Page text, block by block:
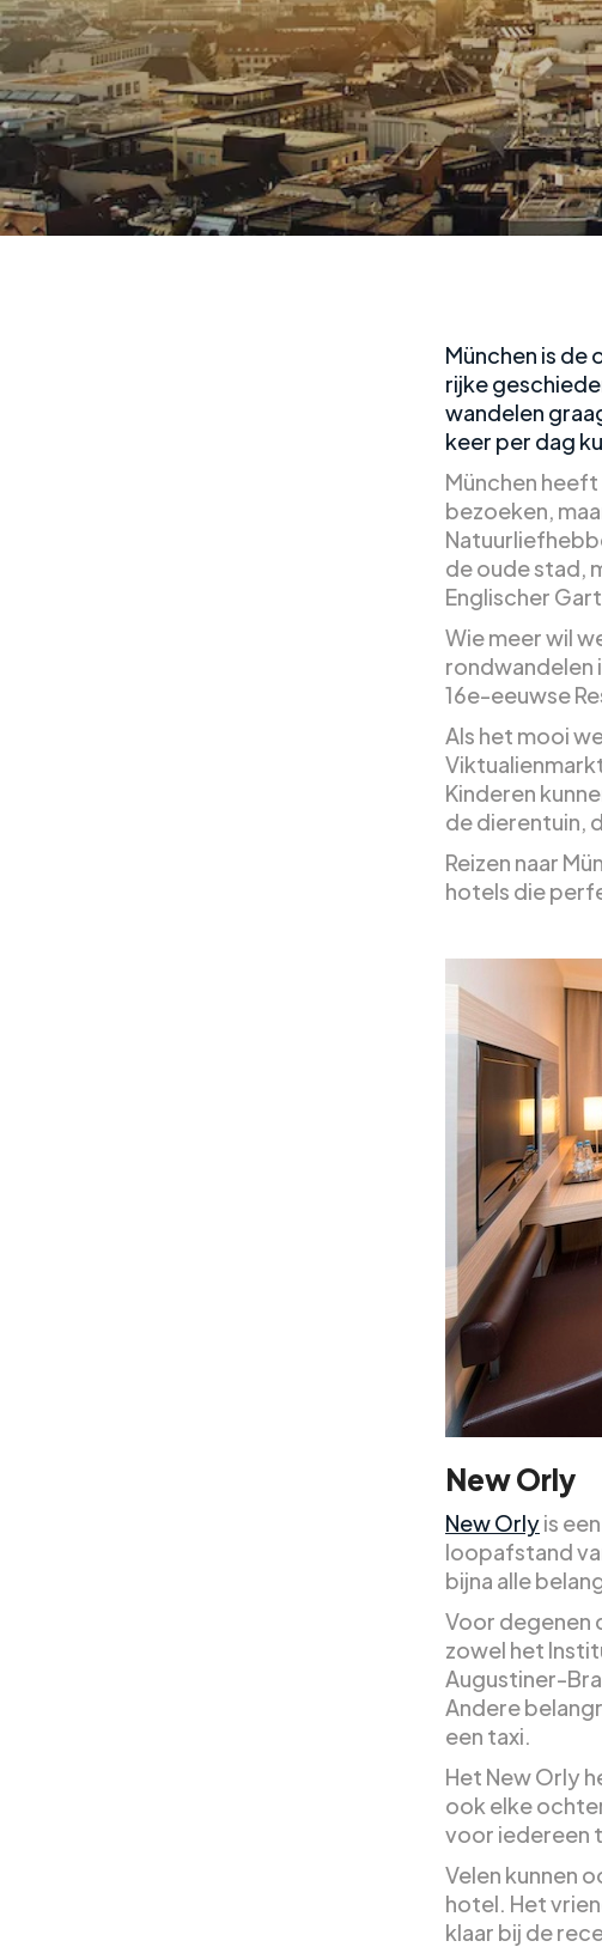
München is de
rijke
wandelen
keer per dag
München
bezoeken,
de oude stad,
Englischer
Wie meer wil
rondwandelen
16e-eeuwse
Als het mooi
Kinderen
de dierentuin,
Reizen naar
hotels die
New Orly
New Orlyis
loopafstand
bijna alle
Voor degenen
zowel het
Augustiner-
Andere
een taxi.
Het New Orly
ook elke
voor iedereen
Velen kunnen
hotel. Het
klaar bij de